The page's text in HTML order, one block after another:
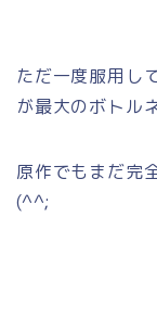
ただ一度服用し
が最大のボトル
原作でもまだ完
(^^;